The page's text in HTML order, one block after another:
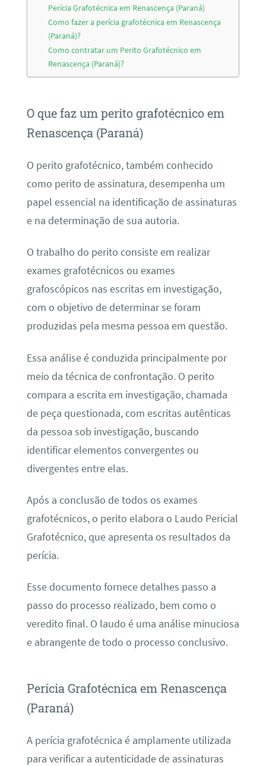
Perícia Grafotécnica em Renascença (Paraná)
Como fazer a perícia grafotécnica em Renascença
(Paraná)?
Como contratar um Perito Grafotécnico em
Renascença (Paraná)?
O que faz um perito grafotécnico em
Renascença (Paraná)
O perito grafotécnico, também conhecido
como perito de assinatura, desempenha um
papel essencial na identificação de assinaturas
e na determinação de sua autoria.
O trabalho do perito consiste em realizar
exames grafotécnicos ou exames
grafoscópicos nas escritas em investigação,
com o objetivo de determinar se foram
produzidas pela mesma pessoa em questão.
Essa análise é conduzida principalmente por
meio da técnica de confrontação. O perito
compara a escrita em investigação, chamada
de peça questionada, com escritas autênticas
da pessoa sob investigação, buscando
identificar elementos convergentes ou
divergentes entre elas.
Após a conclusão de todos os exames
grafotécnicos, o perito elabora o Laudo Pericial
Grafotécnico, que apresenta os resultados da
perícia.
Esse documento fornece detalhes passo a
passo do processo realizado, bem como o
veredito final. O laudo é uma análise minuciosa
e abrangente de todo o processo conclusivo.
Perícia Grafotécnica em Renascença
(Paraná)
A perícia grafotécnica é amplamente utilizada
para verificar a autenticidade de assinaturas